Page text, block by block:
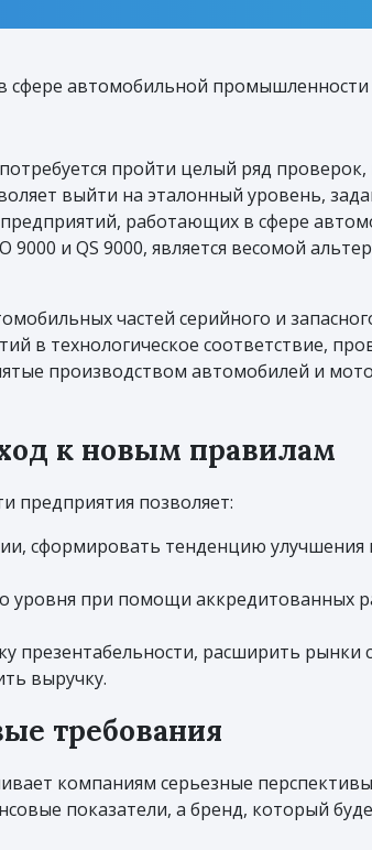
сфере автомобильной промышленности
пройти целый ряд
выйти на эталонный уровень,
работающих в сфере
и QS 9000, является весомой
частей серийного и
в технологическое соответствие,
производством автомобилей и
к новым правилам
предприятия позволяет:
сформировать тенденцию улучшения
уровня при помощи аккредитованных
презентабельности, расширить рынки
выручку.
требования
компаниям серьезные
показатели, а бренд, который